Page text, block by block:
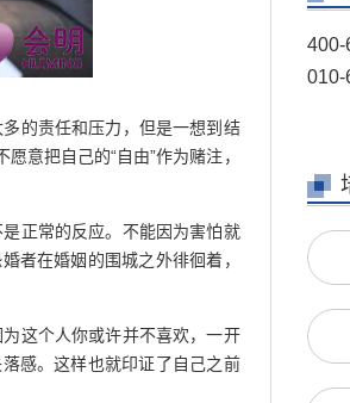
的责任和压力，但是一想到结
意把自己的“自由”作为赌注，
正常的反应。不能因为害怕就
者在婚姻的围城之外徘徊着，
这个人你或许并不喜欢，一开
感。这样也就印证了自己之前
400-
010-